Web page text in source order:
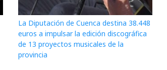
La Diputación de Cuenca destina 38.448
euros a impulsar la edición discográfica
de 13 proyectos musicales de la
provincia